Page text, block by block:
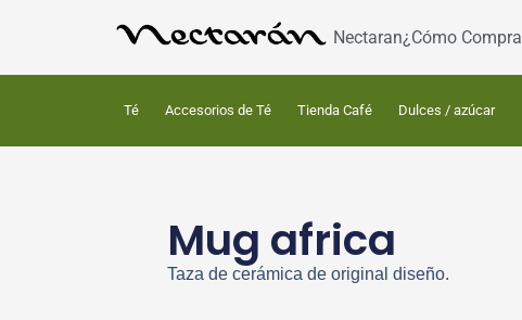
Nectaran¿Cómo
Té Accesorios de Té Tienda Café Dulces / azúcar
Mug africa
Taza de cerámica de original diseño.